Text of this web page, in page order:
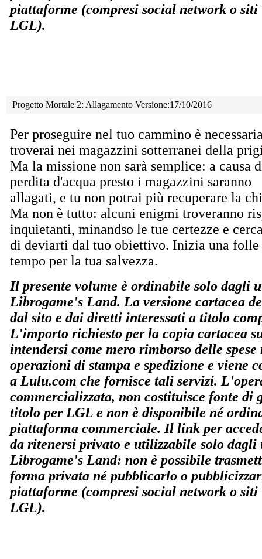
piattaforme (compresi social network o
LGL).
Progetto Mortale 2: Allagamento Versione:17/10/2016
Per proseguire nel tuo cammino è
troverai nei magazzini sotterranei della
Ma la missione non sarà semplice: a causa
perdita d'acqua presto i magazzini saranno
allagati, e tu non potrai più recuperare la
Ma non è tutto: alcuni enigmi troveranno
inquietanti, minandso le tue certezze e
di deviarti dal tuo obiettivo. Inizia una folle
tempo per la tua salvezza.
Il presente volume è ordinabile solo dagli
Librogame's Land. La versione cartacea
dal sito e dai diretti interessati a titolo
L'importo richiesto per la copia cartacea
intendersi come mero rimborso delle
operazioni di stampa e spedizione e viene
a Lulu.com che fornisce tali servizi.
commercializzata, non costituisce fonte di
titolo per LGL e non è disponibile né
piattaforma commerciale. Il link per
da ritenersi privato e utilizzabile solo
Librogame's Land: non è possibile
forma privata né pubblicarlo o
piattaforme (compresi social network o
LGL).